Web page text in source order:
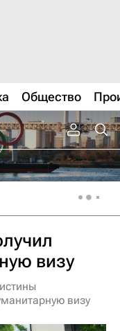
Общество
визу
визу